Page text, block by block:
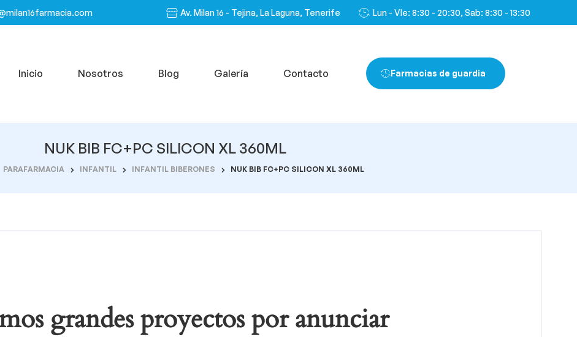
Av. Milan 16 - Tejina, La Laguna, Tenerife Lun - VIe: 8:30 - 20:30, Sab: 8:30 - 13:30
Inicio Nosotros Blog Galería Contacto Farmacias de guardia
NUK BIB FC+PC SILICON XL 360ML
PARAFARMACIA INFANTIL INFANTIL BIBERONES NUK BIB FC+PC SILICON XL 360ML
grandes proyectos por anunciar